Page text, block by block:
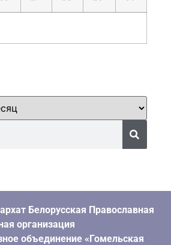
Белорусская Православная
организация
объединение «Гомельская